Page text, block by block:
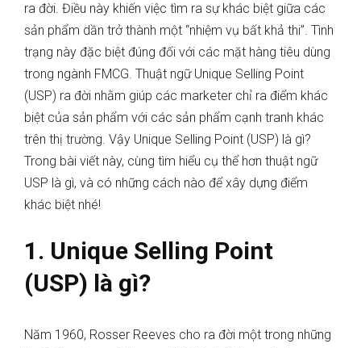
ra đời. Điều này khiến việc tìm ra sự khác biệt giữa các
sản phẩm dần trở thành một “nhiệm vụ bất khả thi”. Tình
trạng này đặc biệt đúng đối với các mặt hàng tiêu dùng
trong ngành FMCG. Thuật ngữ Unique Selling Point
(USP) ra đời nhằm giúp các marketer chỉ ra điểm khác
biệt của sản phẩm với các sản phẩm cạnh tranh khác
trên thị trường. Vậy Unique Selling Point (USP) là gì?
Trong bài viết này, cùng tìm hiểu cụ thể hơn thuật ngữ
USP là gì, và có những cách nào để xây dựng điểm
khác biệt nhé!
1. Unique Selling Point
(USP) là gì?
Năm 1960, Rosser Reeves cho ra đời một trong những